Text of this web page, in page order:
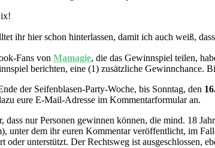
ihr hier schon hinterlassen, damit ich auch weiß,
Fans von Mamagie, die das Gewinnspiel teilen,
berichten, eine (1) zusätzliche
der Seifenblasen-Party-Woche, bis Sonntag, den
eure E-Mail-Adresse im Kommentarformular an.
dass nur Personen gewinnen können, die mind. 18
unter dem ihr euren Kommentar veröffentlicht, im
oder unterstützt. Der Rechtsweg ist ausgeschlossen,